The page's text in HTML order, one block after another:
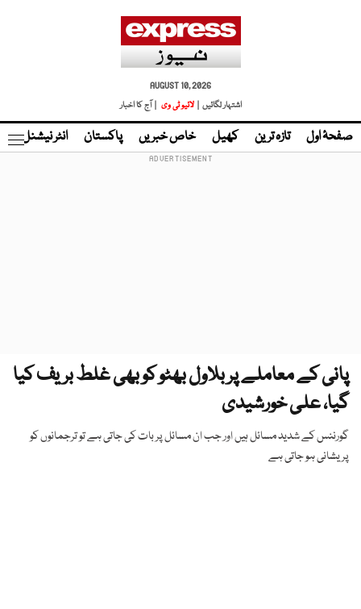
AUGUST 10, 2026
اشتہار لگائیں |
لائیو ٹی وی | آج کا اخبار
صفحۂ اول تازہ ترین کھیل خاص خبریں پاکستان انٹر نیشنل
پانی کے معاملے پر بلاول بھٹو کو بھی غلط بریف کیا
گیا، علی خورشیدی
گورننس کے شدید مسائل ہیں اور جب ان مسائل پر بات کی جاتی ہے تو ترجمانوں کو
پریشانی ہو جاتی ہے